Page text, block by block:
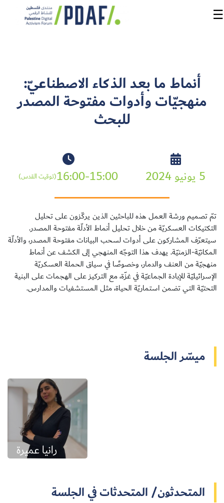
فعاليات
المنتدى
ومتحدثون
سابقة
سجل الآن
☰
أنماط ما بعد الذكاء الاصطناعيّ:
منهجيّات وأدوات مفتوحة المصدر
للبحث
5 يونيو 2024 16:00-15:00(توقيت القدس)
تمّ تصميم ورشة العمل هذه للباحثين الذين يركّزون على تحليل
التكتيكات العسكريّة من خلال تحليل أنماط الأدلّة مفتوحة المصدر.
سيتعرّف المشاركون على أدوات لسحب البيانات مفتوحة المصدر، والأدلّة
المكانيّة-الزمنيّة. يهدف هذا التوجّه المنهجي إلى الكشف عن أنماط
منهجيّة من العنف والدمار، وخصوصًا في سياق الحملة العسكريّة
الإسرائيليّة للإبادة الجماعيّة في غزّة، مع التركيز على الهجمات على البنية
التحتيّة التي تضمن استماريّة الحياة، مثل المستشفيات والمدارس.
ميسّر الجلسة
رانيا عميرة
المتحدثون/ المتحدثات في الجلسة